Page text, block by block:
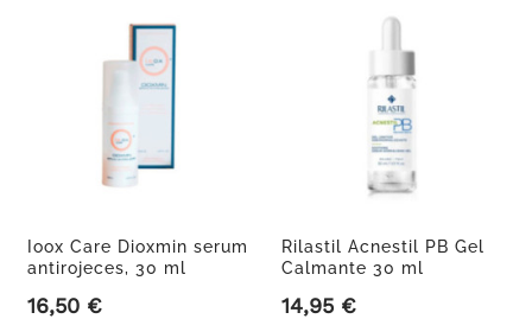
Ioox Care Dioxmin serum
antirojeces, 30 ml
Precio
16,50 €
Rilastil Acnestil PB Gel
Calmante 30 ml
Precio
14,95 €